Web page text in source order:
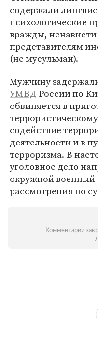
содержали
психологические
вражды,
представителям
(не мусульман).
Мужчину
УМВД России по
обвиняется в
содействие
деятельности и в
терроризма. В
уголовное дело
окружной
рассмотрения по
Комментарии